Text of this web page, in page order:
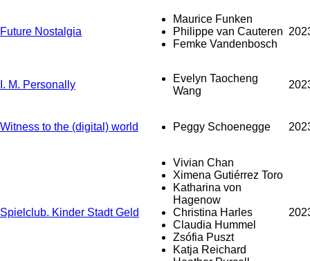
Future Nostalgia
Maurice Funken
Philippe van Cauteren
Femke Vandenbosch
I. M. Personally
Evelyn Taocheng
Wang
Witness to the (digital) world Peggy Schoenegge
Spielclub. Kinder Stadt Geld
Vivian Chan
Ximena Gutiérrez Toro
Katharina von
Hagenow
Christina Harles
Claudia Hummel
Zsófia Puszt
Katja Reichard